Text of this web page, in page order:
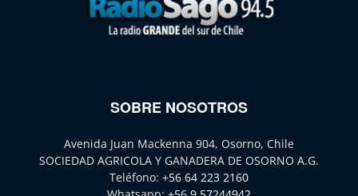
SOBRE NOSOTROS
Avenida Juan Mackenna 904, Osorno, Chile
SOCIEDAD AGRICOLA Y GANADERA DE OSORNO A.G.
Teléfono: +56 64 223 2160